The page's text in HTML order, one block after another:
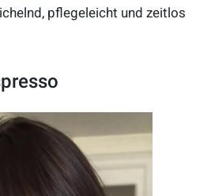
pflegeleicht und zeitlos